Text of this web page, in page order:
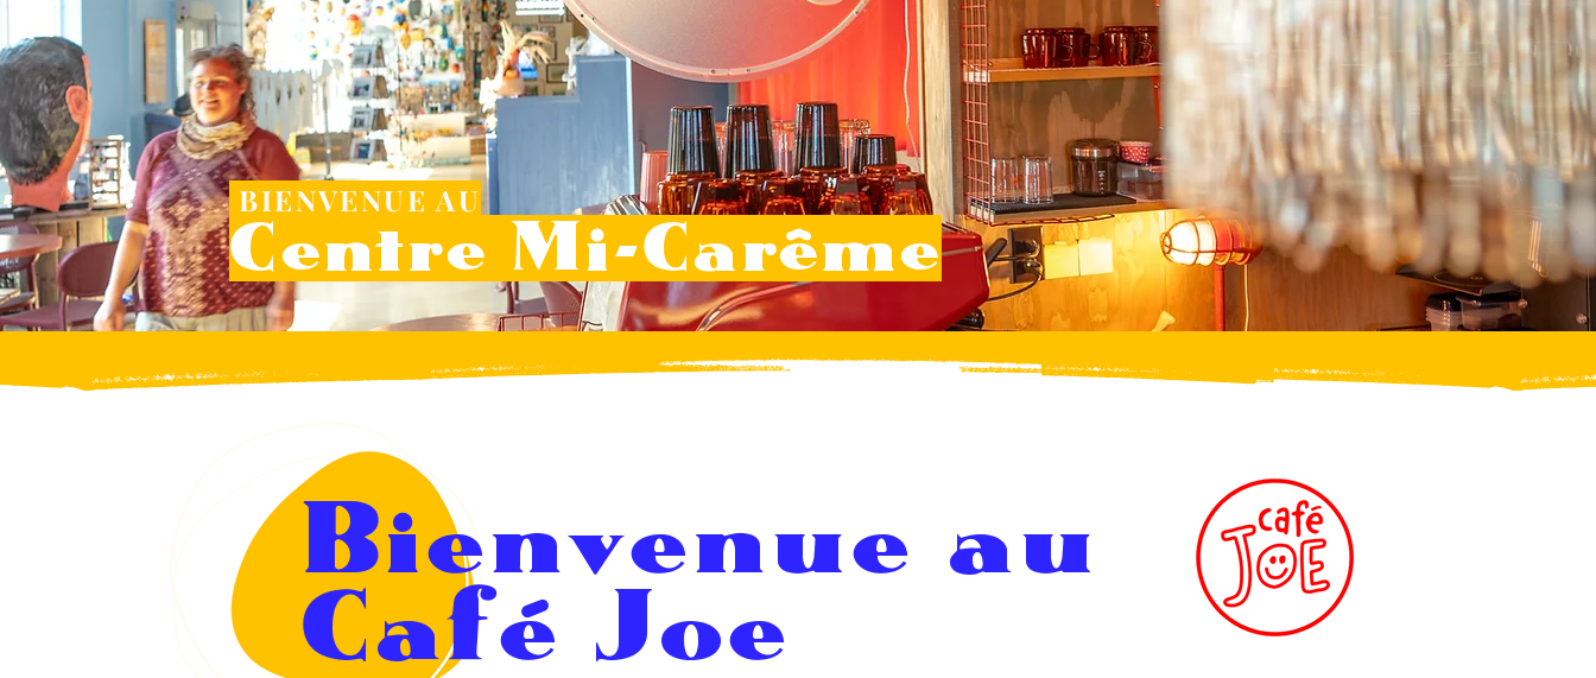
BIENVENUE AU
Centre Mi-Carême
Bienvenue au
Café Joe